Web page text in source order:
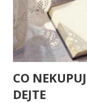
CO
DEJTE